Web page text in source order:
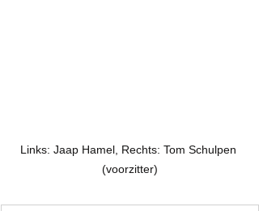
Links: Jaap Hamel, Rechts: Tom Schulpen
(voorzitter)